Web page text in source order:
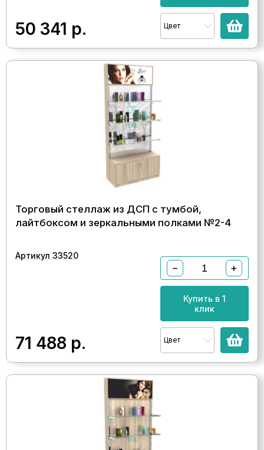
50 341 р. Цвет
Торговый стеллаж из ДСП с тумбой,
лайтбоксом и зеркальными полками №2-4
Артикул 33520
71 488 р.
− +
Купить в 1
клик
Цвет